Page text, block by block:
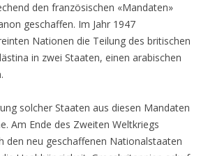
den französischen «Mandaten»
geschaffen. Im Jahr 1947
Nationen die Teilung des britischen
in zwei Staaten, einen arabischen
solcher Staaten aus diesen Mandaten
Am Ende des Zweiten Weltkriegs
den neu geschaffenen Nationalstaaten